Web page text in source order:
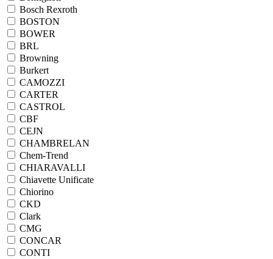
Bosch Rexroth
BOSTON
BOWER
BRL
Browning
Burkert
CAMOZZI
CARTER
CASTROL
CBF
CEJN
CHAMBRELAN
Chem-Trend
CHIARAVALLI
Chiavette Unificate
Chiorino
CKD
Clark
CMG
CONCAR
CONTI